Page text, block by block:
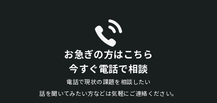
お急ぎの方はこちら
今すぐ電話で相談
電話で現状の課題を相談したい
話を聞いてみたい方などは気軽にご連絡ください。